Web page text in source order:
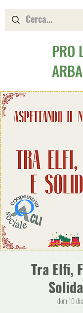
PRO
ARBA
Tra Elfi,
dom 10 dic